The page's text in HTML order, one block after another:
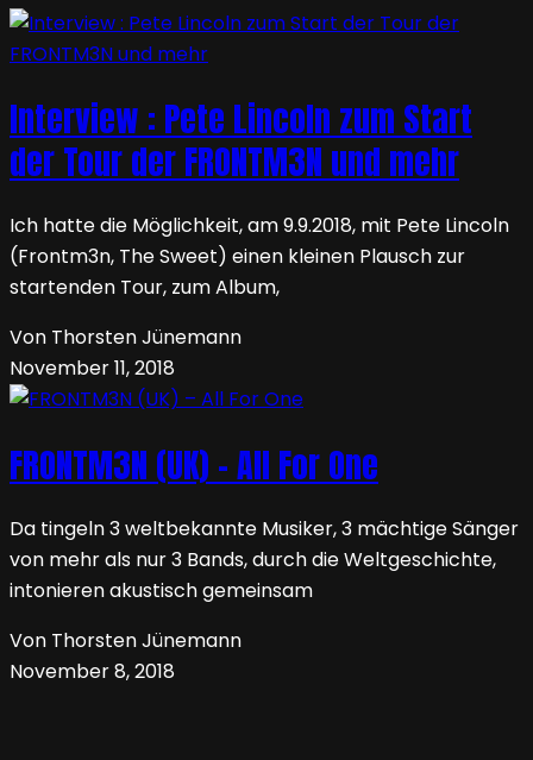
Interview : Pete Lincoln zum Start
der Tour der FRONTM3N und mehr
Ich hatte die Möglichkeit, am 9.9.2018, mit Pete Lincoln
(Frontm3n, The Sweet) einen kleinen Plausch zur
startenden Tour, zum Album,
Von Thorsten Jünemann
November 11, 2018
FRONTM3N (UK) – All For One
Da tingeln 3 weltbekannte Musiker, 3 mächtige Sänger
von mehr als nur 3 Bands, durch die Weltgeschichte,
intonieren akustisch gemeinsam
Von Thorsten Jünemann
November 8, 2018